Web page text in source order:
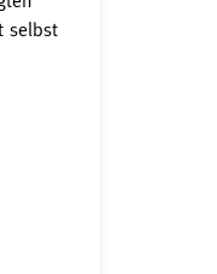
selbst